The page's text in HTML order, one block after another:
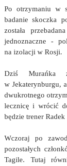
Po otrzymaniu w
badanie skoczka
została
jednoznaczne -
na izolacji w Rosji.
Dziś Murańka
w Jekaterynburgu,
dwukrotnego
lecznicę i wrócić
będzie trener
Wczoraj po
pozostałych
Tagile. Tutaj